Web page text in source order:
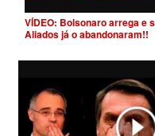
VÍDEO: Bolsonaro arrega e
Aliados já o abandonaram!!